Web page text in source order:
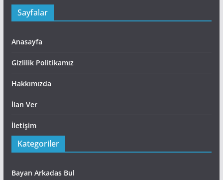
Sayfalar
Anasayfa
Gizlilik Politikamız
Hakkımızda
İlan Ver
İletişim
Kategoriler
Bayan Arkadas Bul